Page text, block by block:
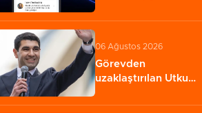
06 Ağustos 2026
Görevden
uzaklaştırılan Utku
hakkında…